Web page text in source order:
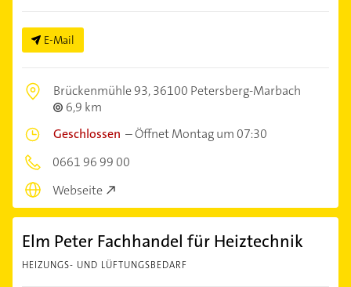
E-Mail
Brückenmühle 93,36100 Petersberg-Marbach
6,9 km
Geschlossen –Öffnet Montag um 07:30
0661 96 99 00
Webseite
Elm Peter Fachhandel für Heiztechnik
HEIZUNGS- UND LÜFTUNGSBEDARF